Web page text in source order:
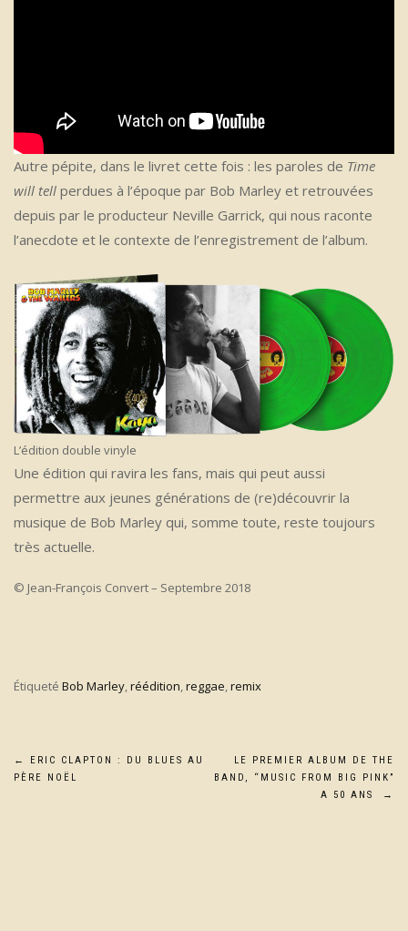
Autre pépite, dans le livret cette fois : les paroles de Time
will tell perdues à l’époque par Bob Marley et retrouvées
depuis par le producteur Neville Garrick, qui nous raconte
l’anecdote et le contexte de l’enregistrement de l’album.
L’édition double vinyle
Une édition qui ravira les fans, mais qui peut aussi
permettre aux jeunes générations de (re)découvrir la
musique de Bob Marley qui, somme toute, reste toujours
très actuelle.
© Jean-François Convert – Septembre 2018
Étiqueté Bob Marley,réédition,reggae,remix
Navigation
←
ERIC CLAPTON : DU BLUES AU
PÈRE NOËL
LE PREMIER ALBUM DE THE
BAND, “MUSIC FROM BIG PINK”
A 50 ANS
→